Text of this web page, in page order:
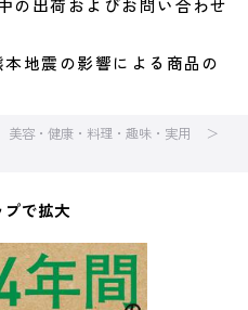
出荷およびお問い合わせ
地震の影響による商品の
美容・健康・料理・趣味・実用
で拡大